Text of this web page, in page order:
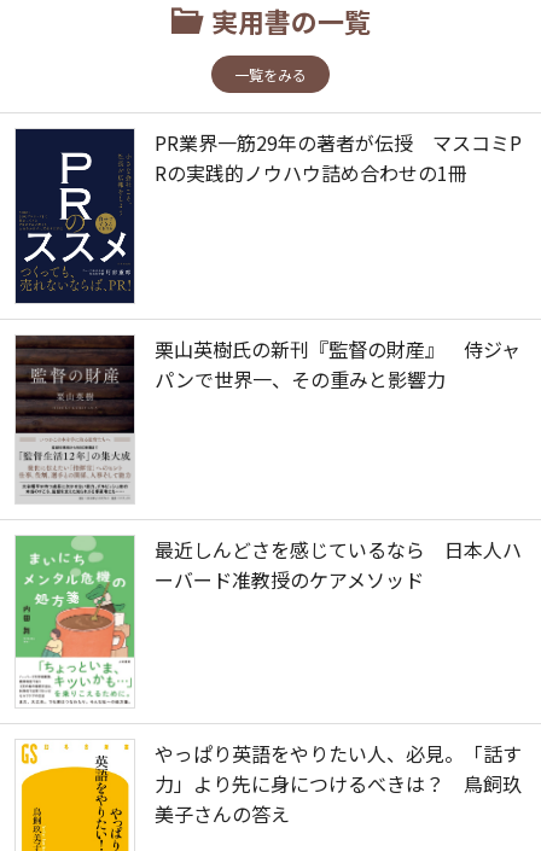
実用書の一覧
一覧をみる
PR業界一筋29年の著者が伝授 マスコミP
Rの実践的ノウハウ詰め合わせの1冊
栗山英樹氏の新刊『監督の財産』 侍ジャ
パンで世界一、その重みと影響力
最近しんどさを感じているなら 日本人ハ
ーバード准教授のケアメソッド
やっぱり英語をやりたい人、必見。「話す
力」より先に身につけるべきは？ 鳥飼玖
美子さんの答え